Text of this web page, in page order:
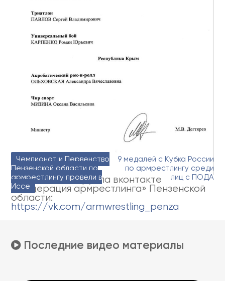
Официальная группа вконтакте
«Федерация армрестлинга» Пензенской
области:
https://vk.com/armwrestling_penza
Навигация
по
записям
Чемпионат и Первенство
Пензенской области по
армрестлингу провели в
Иссе
9 медалей с Кубка России
по армрестлингу среди
лиц с ПОДА
Последние видео материалы